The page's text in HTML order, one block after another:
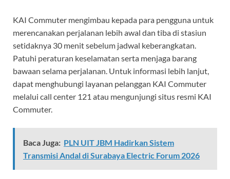
KAI Commuter mengimbau kepada para pengguna untuk
merencanakan perjalanan lebih awal dan tiba di stasiun
setidaknya 30 menit sebelum jadwal keberangkatan.
Patuhi peraturan keselamatan serta menjaga barang
bawaan selama perjalanan. Untuk informasi lebih lanjut,
dapat menghubungi layanan pelanggan KAI Commuter
melalui call center 121 atau mengunjungi situs resmi KAI
Commuter.
Baca Juga: PLN UIT JBM Hadirkan Sistem
Transmisi Andal di Surabaya Electric Forum 2026